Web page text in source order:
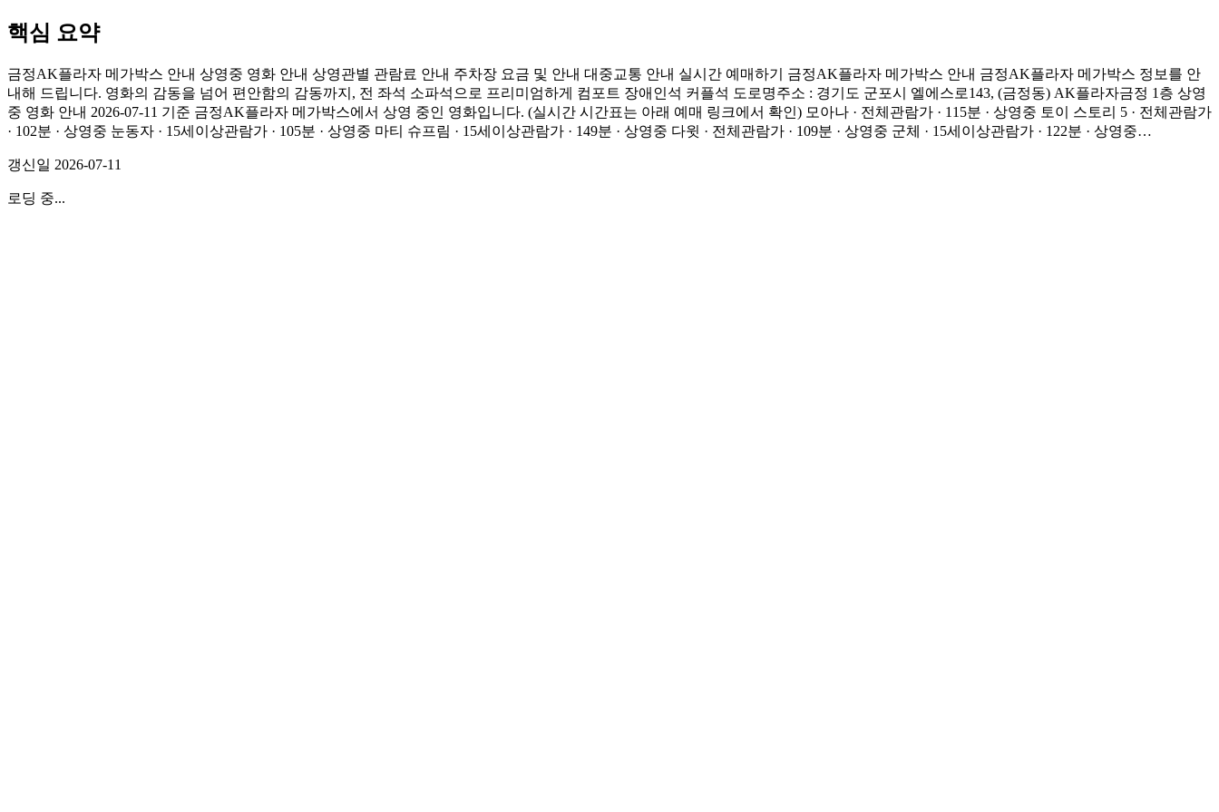
핵심 요약
금정AK플라자 메가박스 안내 상영중 영화 안내 상영관별 관람료 안내 주차장 요금 및 안내 대중교통 안내 실시간 예매하기 금정AK플라자 메가박스 안내 금정AK플라자 메가박스 정보를 안
내해 드립니다. 영화의 감동을 넘어 편안함의 감동까지, 전 좌석 소파석으로 프리미엄하게 컴포트 장애인석 커플석 도로명주소 : 경기도 군포시 엘에스로143, (금정동) AK플라자금정 1층 상영
중 영화 안내 2026-07-11 기준 금정AK플라자 메가박스에서 상영 중인 영화입니다. (실시간 시간표는 아래 예매 링크에서 확인) 모아나 · 전체관람가 · 115분 · 상영중 토이 스토리 5 · 전체관람가
· 102분 · 상영중 눈동자 · 15세이상관람가 · 105분 · 상영중 마티 슈프림 · 15세이상관람가 · 149분 · 상영중 다윗 · 전체관람가 · 109분 · 상영중 군체 · 15세이상관람가 · 122분 · 상영중…
갱신일 2026-07-11
로딩 중...